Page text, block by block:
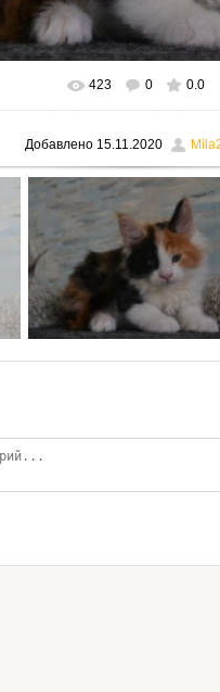
В реальном размере 795x530
423 0 0.0
Добавлено 15.11.2020